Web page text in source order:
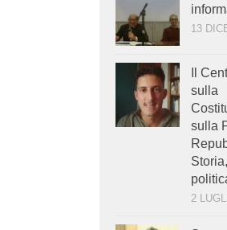
13
Il
sulla
sulla
2